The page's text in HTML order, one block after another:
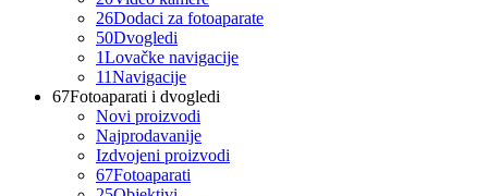
26Dodaci za fotoaparate
50Dvogledi
1Lovačke navigacije
11Navigacije
67Fotoaparati i dvogledi
Novi proizvodi
Najprodavanije
Izdvojeni proizvodi
67Fotoaparati